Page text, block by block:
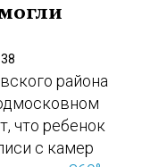
района
что ребенок
с камер